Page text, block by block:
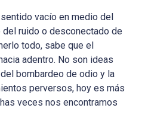
vacío en medio del
ruido o desconectado de
todo, sabe que el
adentro. No son ideas
bombardeo de odio y la
perversos, hoy es más
veces nos encontramos